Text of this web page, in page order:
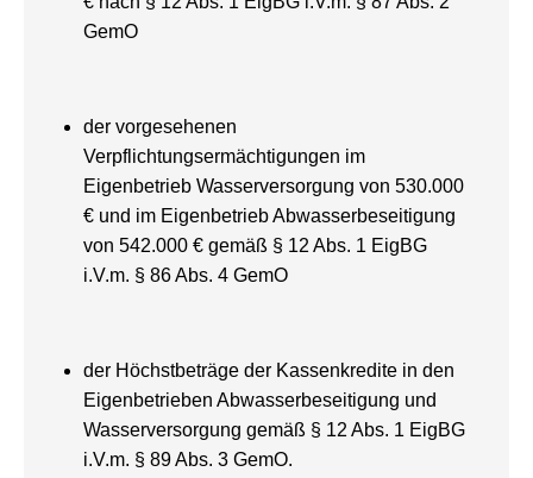
GemO
der vorgesehenen
Verpflichtungsermächtigungen im
Eigenbetrieb Wasserversorgung von 530.000
€ und im Eigenbetrieb Abwasserbeseitigung
von 542.000 € gemäß § 12 Abs. 1 EigBG
i.V.m. § 86 Abs. 4 GemO
der Höchstbeträge der Kassenkredite in den
Eigenbetrieben Abwasserbeseitigung und
Wasserversorgung gemäß § 12 Abs. 1 EigBG
i.V.m. § 89 Abs. 3 GemO.